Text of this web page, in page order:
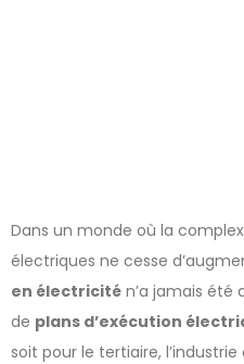
Dans un monde où la
électriques ne cesse
en électricité n’a jamais été
de plans d’exécution
soit pour le tertiaire,